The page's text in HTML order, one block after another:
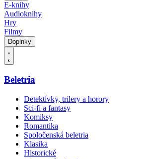
E-knihy
Audioknihy
Hry
Filmy
Doplnky
Beletria
Detektívky, trilery a horory
Sci-fi a fantasy
Komiksy
Romantika
Spoločenská beletria
Klasika
Historické